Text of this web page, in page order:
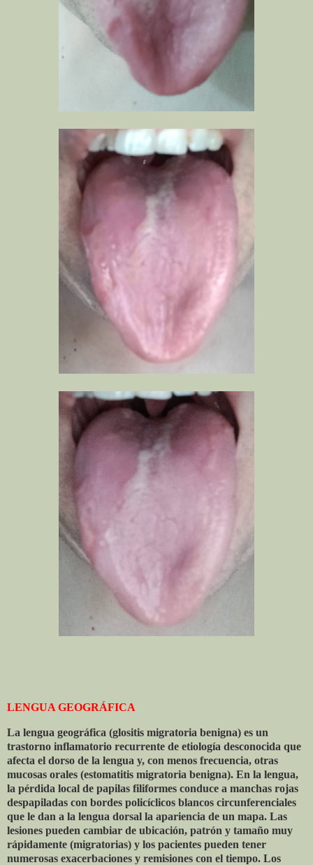
LENGUA GEOGRÁFICA
La lengua geográfica (glositis migratoria benigna) es un
trastorno inflamatorio recurrente de etiología desconocida que
afecta el dorso de la lengua y, con menos frecuencia, otras
mucosas orales (estomatitis migratoria benigna). En la lengua,
la pérdida local de papilas filiformes conduce a manchas rojas
despapiladas con bordes policíclicos blancos circunferenciales
que le dan a la lengua dorsal la apariencia de un mapa. Las
lesiones pueden cambiar de ubicación, patrón y tamaño muy
rápidamente (migratorias) y los pacientes pueden tener
numerosas exacerbaciones y remisiones con el tiempo. Los